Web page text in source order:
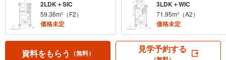
2LDK＋SIC
59.36m²（F2）
価格未定
3LDK＋WIC
71.95m²（A2）
価格未定
資料をもらう （無料） 見学予約する